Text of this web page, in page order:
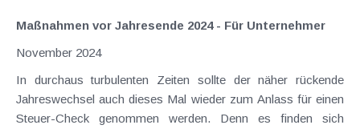
Maßnahmen vor Jahresende 2024 - Für Unternehmer
November 2024
In durchaus turbulenten Zeiten sollte der näher rückende
Jahreswechsel auch dieses Mal wieder zum Anlass für einen
Steuer-Check genommen werden. Denn es finden sich